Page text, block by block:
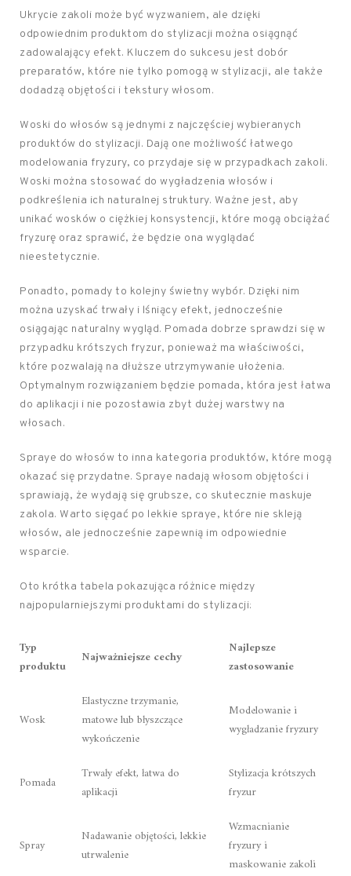
Ukrycie zakoli może być wyzwaniem, ale dzięki
odpowiednim produktom do stylizacji można osiągnąć
zadowalający efekt. Kluczem do sukcesu jest dobór
preparatów, które nie tylko pomogą w stylizacji, ale także
dodadzą objętości i tekstury włosom.
Woski do włosów są jednymi z najczęściej wybieranych
produktów do stylizacji. Dają one możliwość łatwego
modelowania fryzury, co przydaje się w przypadkach zakoli.
Woski można stosować do wygładzenia włosów i
podkreślenia ich naturalnej struktury. Ważne jest, aby
unikać wosków o ciężkiej konsystencji, które mogą obciążać
fryzurę oraz sprawić, że będzie ona wyglądać
nieestetycznie.
Ponadto, pomady to kolejny świetny wybór. Dzięki nim
można uzyskać trwały i lśniący efekt, jednocześnie
osiągając naturalny wygląd. Pomada dobrze sprawdzi się w
przypadku krótszych fryzur, ponieważ ma właściwości,
które pozwalają na dłuższe utrzymywanie ułożenia.
Optymalnym rozwiązaniem będzie pomada, która jest łatwa
do aplikacji i nie pozostawia zbyt dużej warstwy na
włosach.
Spraye do włosów to inna kategoria produktów, które mogą
okazać się przydatne. Spraye nadają włosom objętości i
sprawiają, że wydają się grubsze, co skutecznie maskuje
zakola. Warto sięgać po lekkie spraye, które nie skleją
włosów, ale jednocześnie zapewnią im odpowiednie
wsparcie.
Oto krótka tabela pokazująca różnice między
najpopularniejszymi produktami do stylizacji:
Typ
produktu
Najważniejsze cechy
Najlepsze
zastosowanie
Wosk
Elastyczne trzymanie,
matowe lub błyszczące
wykończenie
Modelowanie i
wygładzanie fryzury
Pomada
Trwały efekt, łatwa do
aplikacji
Stylizacja krótszych
fryzur
Spray
Nadawanie objętości, lekkie
utrwalenie
Wzmacnianie
fryzury i
maskowanie zakoli